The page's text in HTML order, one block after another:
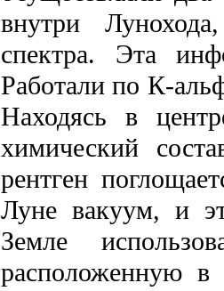
внутри
спектра. Эта
Работали по К-
Находясь в
химический
рентген
Луне вакуум, и
Земле
расположенную